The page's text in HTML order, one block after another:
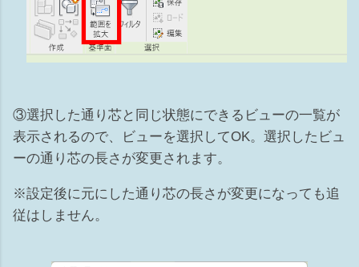
③選択した通り芯と同じ状態にできるビューの一覧が
表示されるので、ビューを選択してOK。選択したビュ
ーの通り芯の長さが変更されます。
※設定後に元にした通り芯の長さが変更になっても追
従はしません。